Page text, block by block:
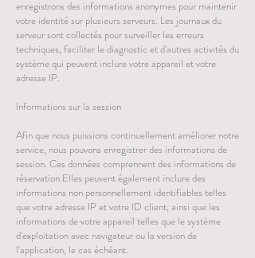
enregistrons des informations anonymes pour maintenir
votre identité sur plusieurs serveurs. Les journaux du
serveur sont collectés pour surveiller les erreurs
techniques, faciliter le diagnostic et d'autres activités du
système qui peuvent inclure votre appareil et votre
adresse IP.
Informations sur la session
Afin que nous puissions continuellement améliorer notre
service, nous pouvons enregistrer des informations de
session. Ces données comprennent des informations de
réservation.Elles peuvent également inclure des
informations non personnellement identifiables telles
que votre adresse IP et votre ID client, ainsi que les
informations de votre appareil telles que le système
d'exploitation avec navigateur ou la version de
l'application, le cas échéant.